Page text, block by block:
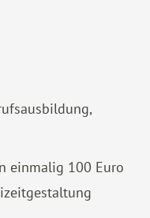
einmalig 100 Euro